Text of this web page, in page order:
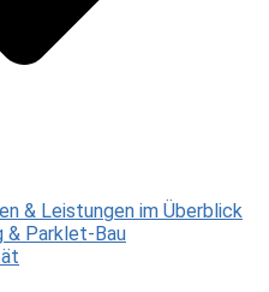
& Leistungen im Überblick
Parklet-Bau